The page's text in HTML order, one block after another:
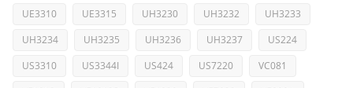
UE3310
UE3315 UH3230 UH3232
UH3233
UH3234
UH3235 UH3236 UH3237
US224
US3310
US3344I US424 US7220
VC081